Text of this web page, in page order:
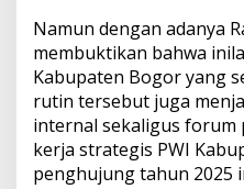
Namun dengan adanya
membuktikan bahwa
Kabupaten Bogor yang
rutin tersebut juga
internal sekaligus forum
kerja strategis PWI
penghujung tahun 2025